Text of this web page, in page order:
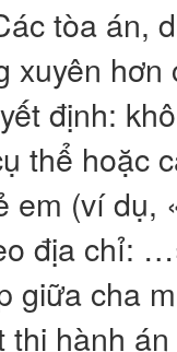
tòa án,
xuyên
định:
thể hoặc
em (ví dụ,
địa chỉ:
giữa cha
thi hành